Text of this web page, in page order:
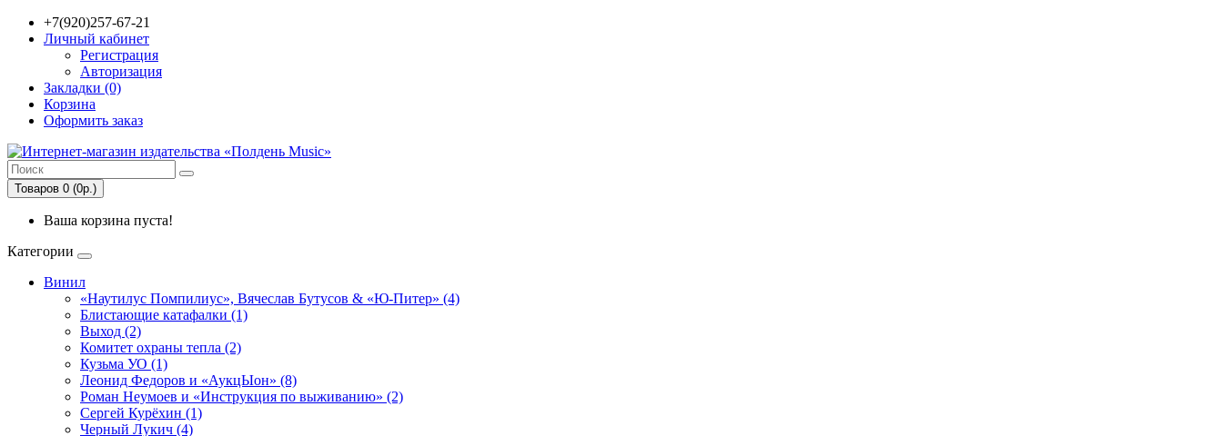
+7(920)257-67-21
Личный кабинет
Регистрация
Авторизация
Закладки (0)
Корзина
Оформить заказ
Товаров 0 (0р.)
Ваша корзина пуста!
Категории
Винил
«Наутилус Помпилиус», Вячеслав Бутусов & «Ю-Питер» (4)
Блистающие катафалки (1)
Выход (2)
Комитет охраны тепла (2)
Кузьма УО (1)
Леонид Федоров и «АукцЫон» (8)
Роман Неумоев и «Инструкция по выживанию» (2)
Сергей Курёхин (1)
Черный Лукич (4)